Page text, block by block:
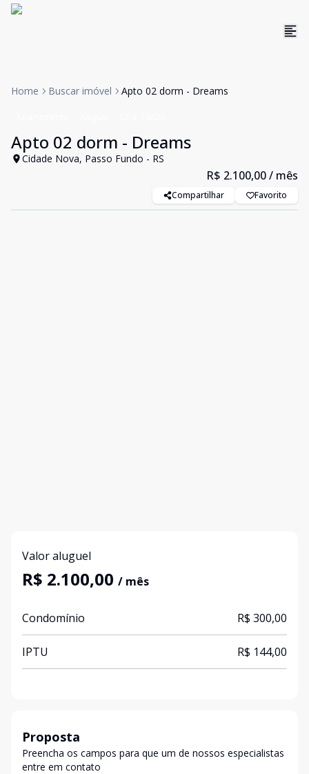
Home Buscar imóvel Apto 02 dorm - Dreams
Apto 02 dorm - Dreams
Cidade Nova, Passo Fundo - RS
R$ 2.100,00/ mês
Compartilhar Favorito
Valor aluguel
R$ 2.100,00 / mês
Condomínio R$ 300,00
IPTU R$ 144,00
Proposta
Preencha os campos para que um de nossos especialistas
entre em contato